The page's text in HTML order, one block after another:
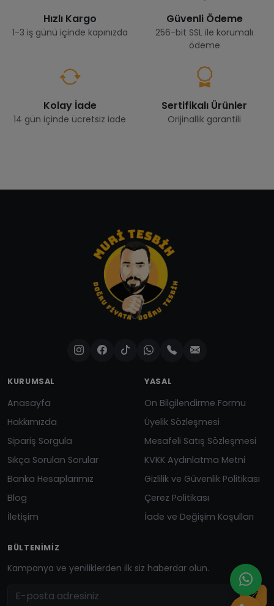
Hızlı Kargo
1-3 iş günü içinde kapınızda
Güvenli Ödeme
256-bit SSL ile korumalı
ödeme
Kolay İade
14 gün içinde ücretsiz iade
Sertifikalı Ürünler
Orijinallik garantili
KURUMSAL
Anasayfa
Hakkımızda
Sipariş Sorgula
Sıkça Sorulan Sorular
Banka Hesaplarımız
Blog
İletişim
YASAL
Ön Bilgilendirme Formu
Üyelik Sözleşmesi
Mesafeli Satış Sözleşmesi
KVKK Aydınlatma Metni
Gizlilik ve Güvenlik Politikası
Çerez Politikası
İade ve Değişim Koşulları
BÜLTENIMIZ
Kampanya ve yeniliklerden ilk siz haberdar olun.